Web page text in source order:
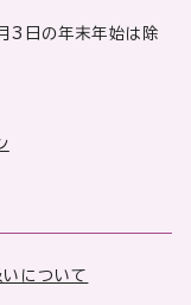
3日の年末年始は除
について